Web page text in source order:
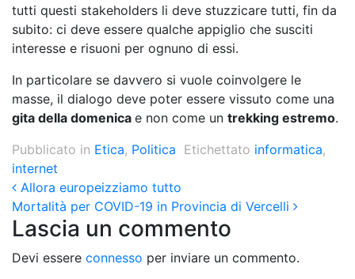
tutti questi stakeholders li deve stuzzicare tutti, fin da
subito: ci deve essere qualche appiglio che susciti
interesse e risuoni per ognuno di essi.
In particolare se davvero si vuole coinvolgere le
masse, il dialogo deve poter essere vissuto come una
gita della domenica e non come un trekking estremo.
Pubblicato in Etica, Politica Etichettato informatica,
internet
Post navigation
Allora europeizziamo tutto
Mortalità per COVID-19 in Provincia di Vercelli
Lascia un commento
Devi essere connesso per inviare un commento.